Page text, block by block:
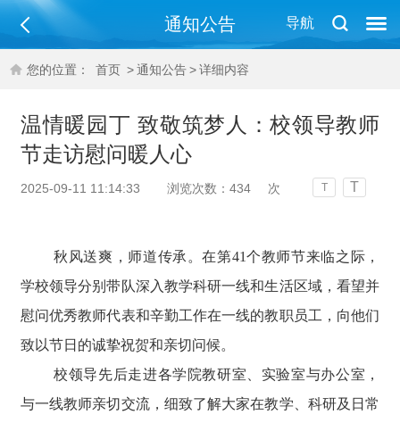
导航
通知公告
您的位置： 首页 >通知公告>详细内容
温情暖园丁 致敬筑梦人：校领导教师
节走访慰问暖人心
2025-09-11 11:14:33 浏览次数： 434 次 T T
秋风送爽，师道传承。在第41个教师节来临之际，
学校领导分别带队深入教学科研一线和生活区域，看望并
慰问优秀教师代表和辛勤工作在一线的教职员工，向他们
致以节日的诚挚祝贺和亲切问候。
校领导先后走进各学院教研室、实验室与办公室，
与一线教师亲切交流，细致了解大家在教学、科研及日常